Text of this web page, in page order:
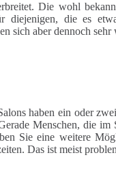
Die wohl
diejenigen, die es
sich aber dennoch sehr
haben ein oder
Menschen, die
Sie eine weitere
Das ist meist